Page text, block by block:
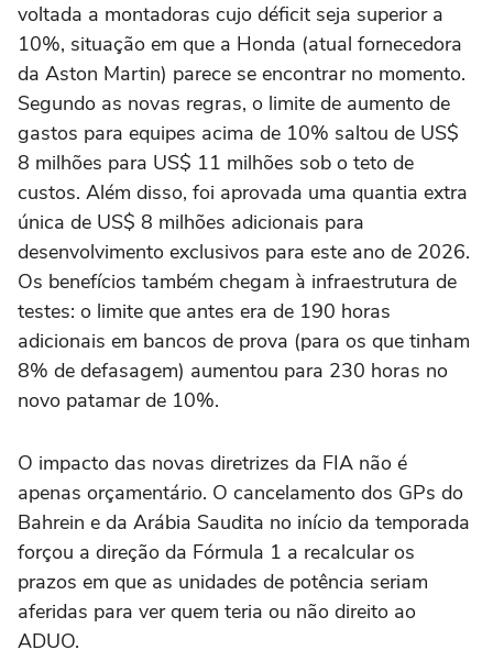
voltada a montadoras cujo déficit seja superior a
10%, situação em que a Honda (atual fornecedora
da Aston Martin) parece se encontrar no momento.
Segundo as novas regras, o limite de aumento de
gastos para equipes acima de 10% saltou de US$
8 milhões para US$ 11 milhões sob o teto de
custos. Além disso, foi aprovada uma quantia extra
única de US$ 8 milhões adicionais para
desenvolvimento exclusivos para este ano de 2026.
Os benefícios também chegam à infraestrutura de
testes: o limite que antes era de 190 horas
adicionais em bancos de prova (para os que tinham
8% de defasagem) aumentou para 230 horas no
novo patamar de 10%.
O impacto das novas diretrizes da FIA não é
apenas orçamentário. O cancelamento dos GPs do
Bahrein e da Arábia Saudita no início da temporada
forçou a direção da Fórmula 1 a recalcular os
prazos em que as unidades de potência seriam
aferidas para ver quem teria ou não direito ao
ADUO.